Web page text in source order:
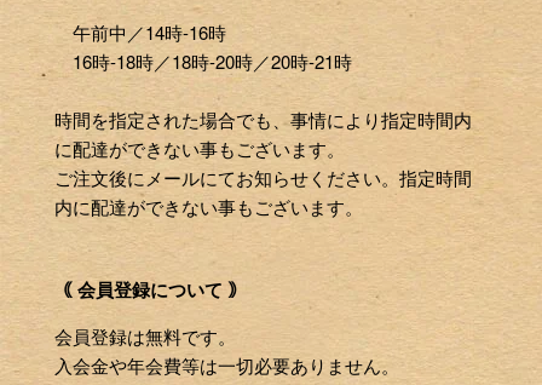
午前中／14時-16時
16時-18時／18時-20時／20時-21時
時間を指定された場合でも、事情により指定時間内
に配達ができない事もございます。
ご注文後にメールにてお知らせください。指定時間
内に配達ができない事もございます。
｟ 会員登録について ｠
会員登録は無料です。
入会金や年会費等は一切必要ありません。